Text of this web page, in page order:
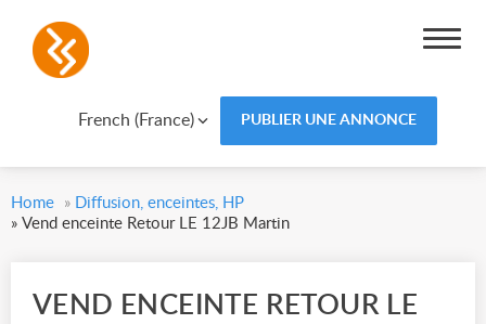
French (France) PUBLIER UNE ANNONCE
Home » Diffusion, enceintes, HP
» Vend enceinte Retour LE 12JB Martin
VEND ENCEINTE RETOUR LE